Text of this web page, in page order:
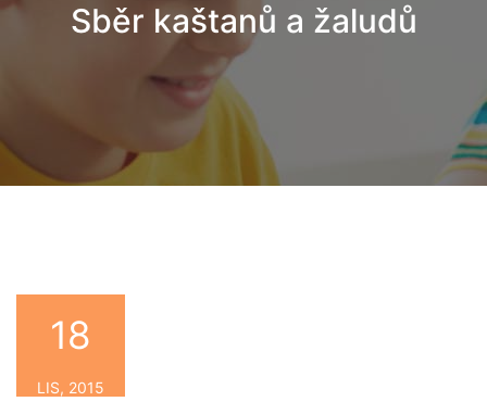
Sběr kaštanů a žaludů
18
LIS, 2015